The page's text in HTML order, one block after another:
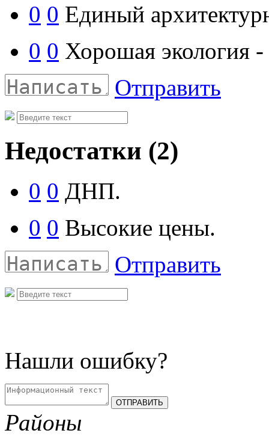
0 0 Единый
0 0 Хорошая экология -
Отправить
Недостатки (2)
0 0 ДНП.
0 0 Высокие цены.
Отправить
Нашли ошибку?
Районы